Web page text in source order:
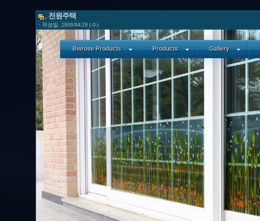
Bwrose Products Products Gallery
전원주택
ㆍ작성일: 2009/04/29 (수)